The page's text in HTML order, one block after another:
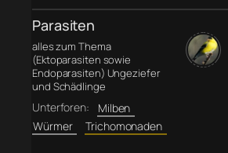
Parasiten
alles zum Thema
(Ektoparasiten sowie
Endoparasiten) Ungeziefer
und Schädlinge
Unterforen:
Milben
Würmer
Trichomonaden